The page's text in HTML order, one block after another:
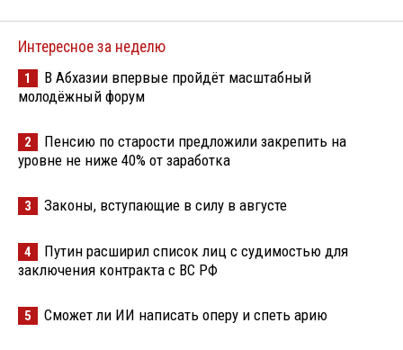
Интересное за неделю
1
В Абхазии впервые пройдёт масштабный
молодёжный форум
2
Пенсию по старости предложили закрепить на
уровне не ниже 40% от заработка
3 Законы, вступающие в силу в августе
4
Путин расширил список лиц с судимостью для
заключения контракта с ВС РФ
5 Сможет ли ИИ написать оперу и спеть арию